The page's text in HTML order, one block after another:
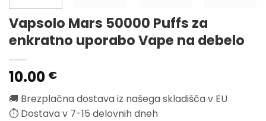
Vapsolo Mars 50000 Puffs za
enkratno uporabo Vape na debelo
10.00 €
🚚 Brezplačna dostava iz našega skladišča v EU
⏱️ Dostava v 7-15 delovnih dneh